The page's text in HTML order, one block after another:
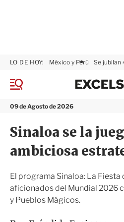
M
n
09 de Agosto de 2026
LO DE HOY: México y Perú Se jubilan
Sinaloa se la
ambiciosa
El programa Sinaloa: La
aficionados del Mundial 2026
y Pueblos Mágicos.